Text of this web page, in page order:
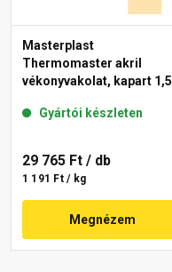
Masterplast
Thermomaster akril
vékonyvakolat, kapart 1,5
Gyártói készleten
29 765 Ft / db
1 191 Ft / kg
Megnézem